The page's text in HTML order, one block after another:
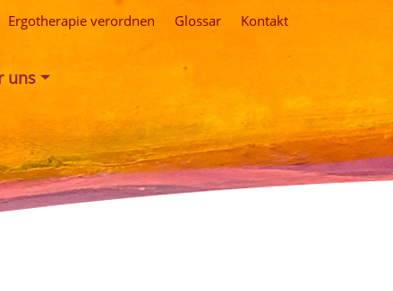
Ergotherapie verordnen Glossar Kontakt
uns